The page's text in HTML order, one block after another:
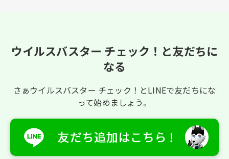
ウイルスバスター チェック！と友だちに
なる
さぁウイルスバスター チェック！とLINEで友だちにな
って始めましょう。